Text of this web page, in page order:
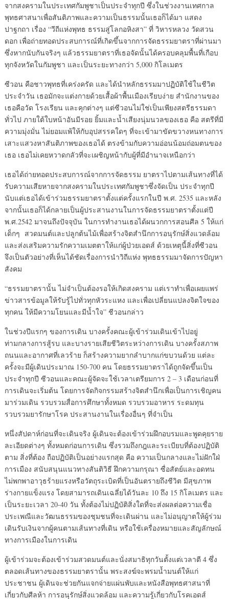
จากสงครามในประเทศกัมพูชาเป็นประจำทุกปี ซึ่งในช่วงงานเทศกาล
พุทธศาสนาเพื่อสันติภาพและความเป็นธรรมนั้นเธอก็ได้มา แสดง
ปาฐกถา เรื่อง “วีถีแห่งพุทธ ธรรมสู่โลกอหิงสา” ที่ วิหารหลวง วัดสวน
ดอก เพื่อถ่ายทอดประสบการณ์ที่เกิดขึ้นจากการจัดธรรมยาตราที่ผ่านมา
ซึ่งหากนับกันจริงๆ แล้วธรรมยาตราที่เธอจัดนั้นได้ครอบคลุมพื้นที่เกือบ
ทุกจังหวัดในกัมพูชา และเป็นระยะทางกว่า 5,000 กิโลเมตร
ซีวอน คือชาวพุทธที่เคร่งครัด และได้นำหลักธรรมมาปฏิบัติใช้ในชีวิต
ประจำวัน เธอมักจะแต่งกายด้วยเสื้อผ้าพื้นเมืองเรียบง่าย สำนักงานของ
เธอคือวัด โรงเรียน และคุกต่างๆ แต่ซีวอนไม่ใช่เป็นเพียงสตรีธรรมดา
ทั่วไป ภายใต้ใบหน้าอันมีรอย ยิ้มและน้ำเสียงนุ่มนวลของเธอ คือ สตรีที่มี
ความมุ่งมั่น ไม่ยอมแพ้ให้กับอุปสรรคใดๆ ที่จะเข้ามาขัดขวางหนทางการ
เสาะแสวงหาสันติภาพของเธอได้ ตรงข้ามกับความอ่อนน้อมถ่อมตนของ
เธอ เธอไม่เคยหวาดกลัวที่จะเผชิญหน้ากับผู้ที่มีอำนาจเหนือกว่า
เธอได้ถ่ายทอดประสบการณ์จากการจัดธรรม ยาตราไปตามเส้นทางที่ได้
รับความเสียหายจากสงครามในประเทศกัมพูชาซึ่งจัดเป็น ประจำทุกปี
นับแต่เธอได้เข้าร่วมธรรมยาตราตั้งแต่ครั้งแรกในปี พ.ศ. 2535 และหลัง
จากนั้นเธอก็ได้กลายเป็นผู้ประสานงานในการจัดธรรมยาตราตั้งแต่ปี
พ.ศ.2542 มาจนถึงปัจจุบัน ในการทำงานเธอได้ผนวกการสอนศีล 5 ให้แก่
เด็กๆ สวดมนต์และปลูกต้นไม้เพื่อสร้างจิตสำนึกการอนุรักษ์สิ่งแวดล้อม
และส่งเสริมความรักความเมตตาให้แก่ผู้ป่วยเอดส์ ด้วยเหตุนี้สิ่งที่ซีวอน
จึงเป็นตัวอย่างที่เห็นได้ชัดเรื่องการนำวิถีแห่ง พุทธธรรมมาจัดการปัญหา
สังคม
“ธรรมยาตรานั้น ไม่จำเป็นต้องรอให้เกิดสงคราม แต่เราทำเพื่อเผยแพร่
ข่าวสารข้อมูลให้รับรู้ไปทั่วทุกหัวระแหง และเพื่อเปลี่ยนแปลงจิตใจของ
ทุกคน ให้มีความโยนและมีน้ำใจ” ชีวอนกล่าว
ในช่วงปีแรกๆ ของการเดิน บางครั้งคณะผู้เข้าร่วมเดินเข้าไปอยู่
ท่ามกลางการสู้รบ และบางรายเสียชีวิตระหว่างการเดิน บางครั้งสภาพ
ถนนและอากาศที่เลวร้าย ก็สร้างความยากลำบากแก่ขบวนด้วย แต่ละ
ครั้งจะมีผู้เดินประมาณ 150-700 คน โดยธรรมยาตราได้ถูกจัดขึ้นเป็น
ประจำทุกปี ซีวอนและคณะผู้จัดจะใช้เวลาเตรียมการ 2 – 3 เดือนก่อนที่
การเดินจะเริ่มต้น โดยการจัดกิจกรรมสร้างจิตสำนึกเพื่อเป็นการเชิญคน
มาร่วมเดิน รวบรวมสื่อการศึกษาทั้งหมด รวบรวมอาหาร ระดมทุน
รวบรวมยารักษาโรค ประสานงานในเรื่องอื่นๆ ที่จำเป็น
หนึ่งสัปดาห์ก่อนที่จะเดินจริง ผู้เดินจะต้องเข้าร่วมฝึกอบรมและพูดคุยราย
ละเอียดต่างๆ ทั้งหมดก่อนการเดิน ซึ่งรวมถึงกฎและระเบียบที่ต้องปฏิบัติ
ตาม สิ่งที่ต้อง ถือปฏิบัติเป็นอย่างแรกสุด คือ ความเป็นกลางและไม่ฝักใฝ่
การเมือง สนับสนุนแนวทางสันติวิธี ฝึกความกรุณา ซื่อสัตย์และอดทน
ไม่พกพาอาวุธร้ายแรงหรือวัตถุระเบิดที่เป็นอันตรายถึงชีวิต มีสุขภาพ
ร่างกายแข็งแรง โดยสามารถเดินเฉลี่ยได้วันละ 10 ถึง 15 กิโลเมตร และ
เป็นระยะเวลา 20-40 วัน ทั้งต้องไม่ปฏิบัติสิ่งใดที่จะส่งผลต่อความเชื่อ
ประเพณีและวัฒนธรรมของชุมชนที่จะเดินผ่าน และไม่อนุญาตให้ผู้ร่วม
เดินรับเงินจากผู้คนตามเส้นทางที่เดิน หรือใช้เครื่องหมายและสัญลักษณ์
ทางการเมืองในการเดิน
ผู้เข้าร่วมจะต้องเข้าร่วมสวดมนต์และนั่งสมาธิทุกวันตั้งแต่เวลาตี 4 ซึ่ง
ตลอดเส้นทางของธรรมยาตรานั้น พระสงฆ์จะพรมน้ำมนต์ให้แก่
ประชาชน ผู้เดินจะช่วยกันแจกจ่ายแผ่นพับและหนังสือพุทธศาสนาที่
เกี่ยวกับศีลห้า การอนุรักษ์สิ่งแวดล้อม และความรู้เกี่ยวกับโรคเอดส์